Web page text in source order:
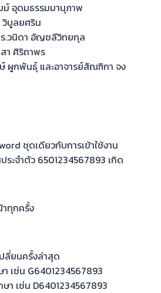
ม์ อุดมธรรมมานุภาพ
บูลยศริน
.วนิดา อัญชลีวิทยกุล
า ศิริถาพร
ผูกพันธุ์ และอาจารย์สัณฑิกา จง
ชุดเดียวกับการเข้าใช้งาน
ะจำตัว 6501234567893 เกิด
ทุกครั้ง
ลี่ยนครั้งล่าสุด
เช่น G6401234567893
า เช่น D6401234567893